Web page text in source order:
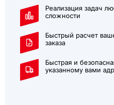
Реализация задач
сложности
Быстрый расчет
заказа
Быстрая и
указанному вами